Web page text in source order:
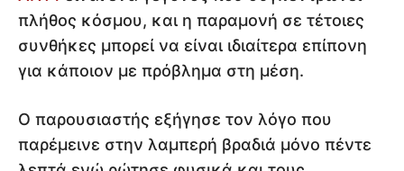
πλήθος κόσμου, και η παραμονή σε τέτοιες
συνθήκες μπορεί να είναι ιδιαίτερα επίπονη
για κάποιον με πρόβλημα στη μέση.
Ο παρουσιαστής εξήγησε τον λόγο που
παρέμεινε στην λαμπερή βραδιά μόνο πέντε